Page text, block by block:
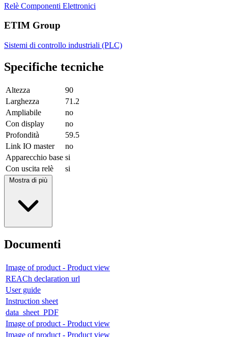
Relè Componenti Elettronici
ETIM Group
Sistemi di controllo industriali (PLC)
Specifiche tecniche
Altezza
90
Larghezza
71.2
Ampliabile
no
Con display
no
Profondità
59.5
Link IO master
no
Apparecchio base si
Con uscita relè
si
Mostra di più
Documenti
Image of product - Product view
REACh declaration url
User guide
Instruction sheet
data_sheet_PDF
Image of product - Product view
Image of product - Product view